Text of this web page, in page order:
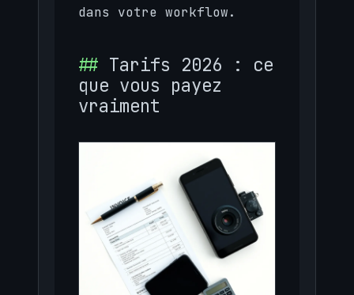
dans votre workflow.
Tarifs 2026 : ce
que vous payez
vraiment